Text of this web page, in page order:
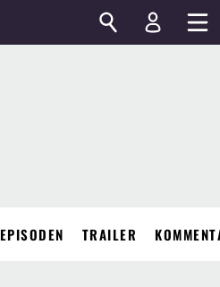
EPISODEN TRAILER